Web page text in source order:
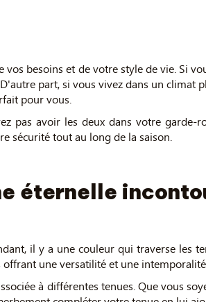
besoins et de votre style de vie. Si
part, si vous vivez dans un
pour vous.
pas avoir les deux dans votre garde-
sécurité tout au long de la saison.
éternelle
il y a une couleur qui traverse les
une versatilité et une
à différentes tenues. Que vous